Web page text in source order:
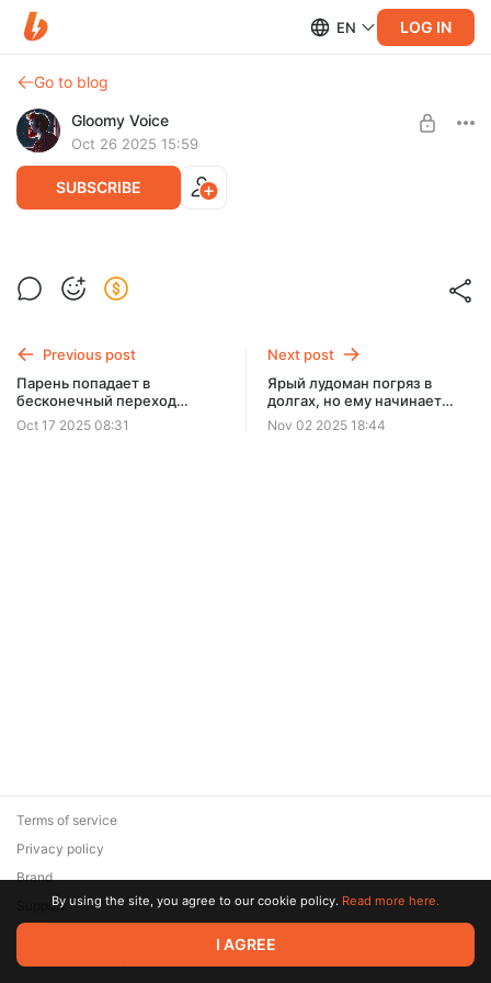
EN LOG IN
Go to blog
Gloomy Voice
Oct 26 2025 15:59
SUBSCRIBE
Женщина-рыбак узнаёт, что
супружеская пара держит девушку в
вызволить её [пересказ] | Точка
замерзания (2025)
SUBSCRIBE
Previous post
Парень попадает в
бесконечный переход
метро и вынужден найти
"Выход 8" [пересказ] | Выход
Oct 17 2025 08:31
Next post
Ярый лудоман погряз в
долгах, но ему начинает
везти, когда к нему
прицепляется злой дух
Nov 02 2025 18:44
© 2026 Zaya Solutions Limited. All rights reserved. All trademarks
are the property of their respective owners.
Terms of service
Privacy policy
Brand
SupportBy using the site, you agree to our cookie policy. Read more here.
I AGREE